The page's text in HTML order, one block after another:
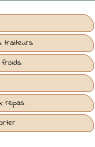
traiteurs
repas